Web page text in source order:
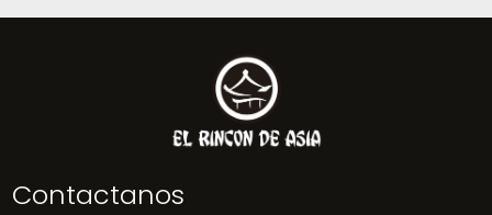
Contactanos